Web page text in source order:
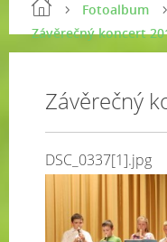
Fotoalbum
Závěrečný koncert
Závěrečný
DSC_0337[1].jpg